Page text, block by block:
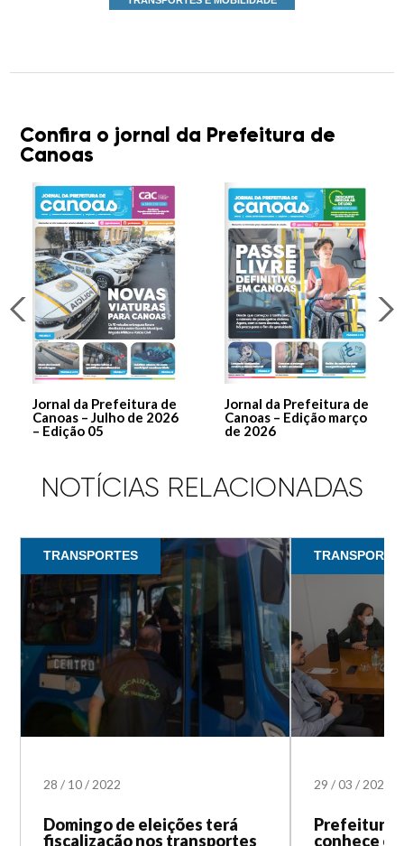
Confira o jornal da Prefeitura de
Canoas
Jornal da Prefeitura de
Canoas – Julho de 2026
– Edição 05
Jornal da Prefeitura de
Canoas – Edição março
de 2026
NOTÍCIAS RELACIONADAS
TRANSPORTES
28/ 10/ 2022
Domingo de eleições terá
fiscalização nos transportes
29/03/ 2022
Prefeitura
conhece o